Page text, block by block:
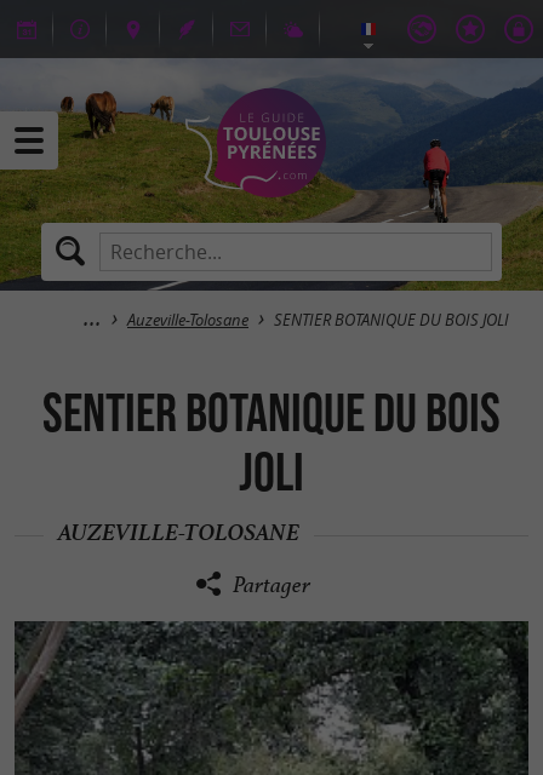
Auzeville-Tolosane SENTIER BOTANIQUE DU BOIS JOLI
SENTIER BOTANIQUE DU BOIS
JOLI
AUZEVILLE-TOLOSANE
Partager